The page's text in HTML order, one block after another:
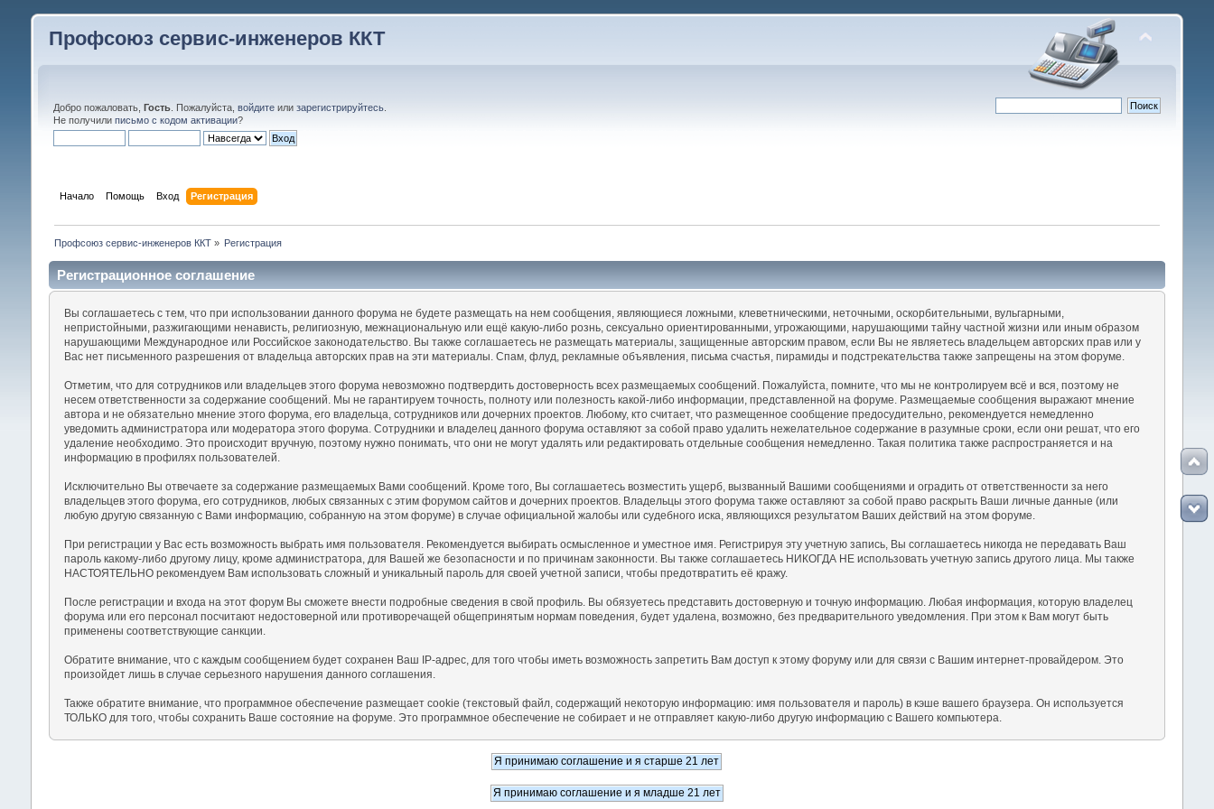
Профсоюз сервис-инженеров ККТ
Добро пожаловать, Гость. Пожалуйста, войдитеили зарегистрируйтесь.
Не получили письмо с кодом активации?
Начало Помощь Вход Регистрация
Профсоюз сервис-инженеров ККТ» Регистрация
Регистрационное соглашение
Вы соглашаетесь с тем, что при использовании данного форума не будете размещать на нем сообщения, являющиеся ложными, клеветническими, неточными, оскорбительными, вульгарными,
непристойными, разжигающими ненависть, религиозную, межнациональную или ещё какую-либо рознь, сексуально ориентированными, угрожающими, нарушающими тайну частной жизни или иным образом
нарушающими Международное или Российское законодательство. Вы также соглашаетесь не размещать материалы, защищенные авторским правом, если Вы не являетесь владельцем авторских прав или у
Вас нет письменного разрешения от владельца авторских прав на эти материалы. Спам, флуд, рекламные объявления, письма счастья, пирамиды и подстрекательства также запрещены на этом форуме.
Отметим, что для сотрудников или владельцев этого форума невозможно подтвердить достоверность всех размещаемых сообщений. Пожалуйста, помните, что мы не контролируем всё и вся, поэтому не
несем ответственности за содержание сообщений. Мы не гарантируем точность, полноту или полезность какой-либо информации, представленной на форуме. Размещаемые сообщения выражают мнение
автора и не обязательно мнение этого форума, его владельца, сотрудников или дочерних проектов. Любому, кто считает, что размещенное сообщение предосудительно, рекомендуется немедленно
уведомить администратора или модератора этого форума. Сотрудники и владелец данного форума оставляют за собой право удалить нежелательное содержание в разумные сроки, если они решат, что его
удаление необходимо. Это происходит вручную, поэтому нужно понимать, что они не могут удалять или редактировать отдельные сообщения немедленно. Такая политика также распространяется и на
информацию в профилях пользователей.
Исключительно Вы отвечаете за содержание размещаемых Вами сообщений. Кроме того, Вы соглашаетесь возместить ущерб, вызванный Вашими сообщениями и оградить от ответственности за него
владельцев этого форума, его сотрудников, любых связанных с этим форумом сайтов и дочерних проектов. Владельцы этого форума также оставляют за собой право раскрыть Ваши личные данные (или
любую другую связанную с Вами информацию, собранную на этом форуме) в случае официальной жалобы или судебного иска, являющихся результатом Ваших действий на этом форуме.
При регистрации у Вас есть возможность выбрать имя пользователя. Рекомендуется выбирать осмысленное и уместное имя. Регистрируя эту учетную запись, Вы соглашаетесь никогда не передавать Ваш
пароль какому-либо другому лицу, кроме администратора, для Вашей же безопасности и по причинам законности. Вы также соглашаетесь НИКОГДА НЕ использовать учетную запись другого лица. Мы также
НАСТОЯТЕЛЬНО рекомендуем Вам использовать сложный и уникальный пароль для своей учетной записи, чтобы предотвратить её кражу.
После регистрации и входа на этот форум Вы сможете внести подробные сведения в свой профиль. Вы обязуетесь представить достоверную и точную информацию. Любая информация, которую владелец
форума или его персонал посчитают недостоверной или противоречащей общепринятым нормам поведения, будет удалена, возможно, без предварительного уведомления. При этом к Вам могут быть
применены соответствующие санкции.
Обратите внимание, что с каждым сообщением будет сохранен Ваш IP-адрес, для того чтобы иметь возможность запретить Вам доступ к этому форуму или для связи с Вашим интернет-провайдером. Это
произойдет лишь в случае серьезного нарушения данного соглашения.
Также обратите внимание, что программное обеспечение размещает cookie (текстовый файл, содержащий некоторую информацию: имя пользователя и пароль) в кэше вашего браузера. Он используется
ТОЛЬКО для того, чтобы сохранить Ваше состояние на форуме. Это программное обеспечение не собирает и не отправляет какую-либо другую информацию с Вашего компьютера.